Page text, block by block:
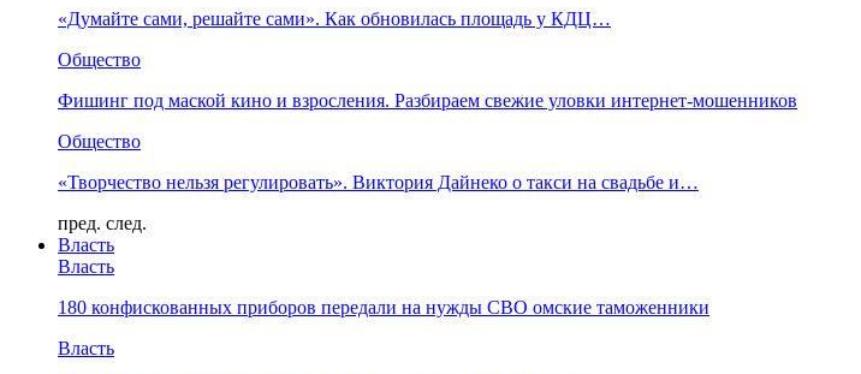
«Думайте сами, решайте сами». Как обновилась площадь у КДЦ…
Общество
Фишинг под маской кино и взросления. Разбираем свежие уловки интернет-мошенников
Общество
«Творчество нельзя регулировать». Виктория Дайнеко о такси на свадьбе и…
пред. след.
Власть
Власть
180 конфискованных приборов передали на нужды СВО омские таможенники
Власть